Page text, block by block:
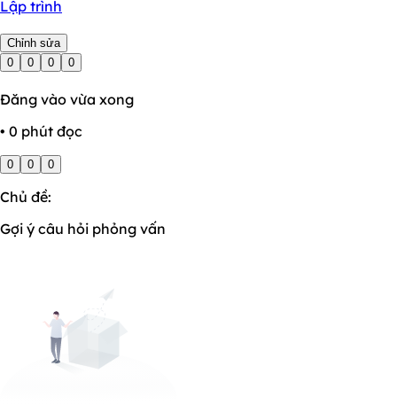
Lập trình
Chỉnh sửa
0
0 0 0
Đăng vào vừa xong
• 0 phút đọc
0 0 0
Chủ đề:
Gợi ý câu hỏi phỏng vấn